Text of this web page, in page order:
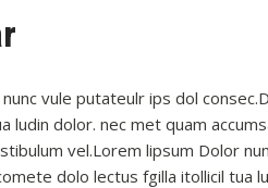
vule putateulr ips dol
ludin dolor. nec met quam
vel.Lorem lipsum Dolor
dolo lectus fgilla itollicil tua